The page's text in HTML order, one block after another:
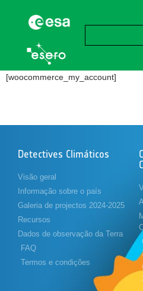
[woocommerce_my_account]
Detectives Climáticos
Visão geral
Informação sobre o país
Galeria de projectos 2024-2025
Recursos
Dados de observação da Terra
FAQ
Termos e condições